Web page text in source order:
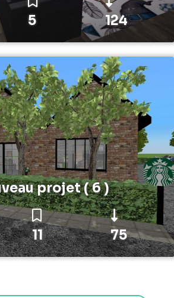
5 124
projet ( 6 )
11 75